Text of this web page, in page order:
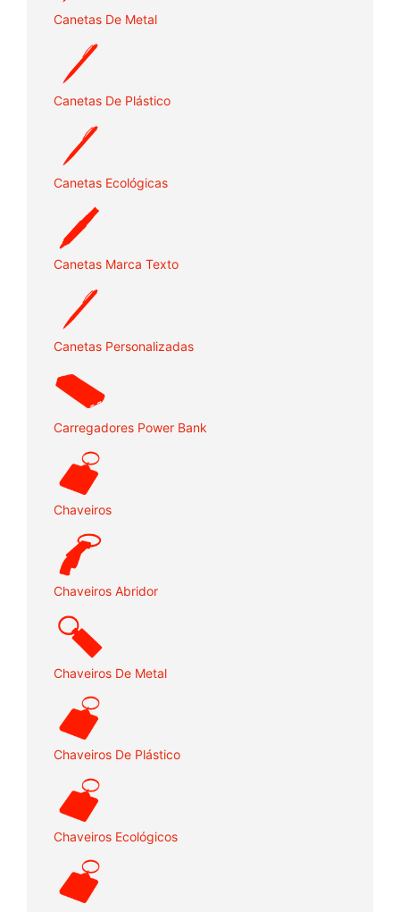
Canetas De Metal
Canetas De Plástico
Canetas Ecológicas
Canetas Marca Texto
Canetas Personalizadas
Carregadores Power Bank
Chaveiros
Chaveiros Abridor
Chaveiros De Metal
Chaveiros De Plástico
Chaveiros Ecológicos